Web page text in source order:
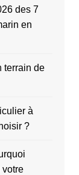
des 7
en
terrain de
à
?
votre